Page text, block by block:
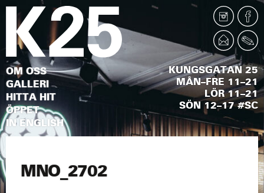
KUNGSGATAN 25
MÅN–FRE 11–21
LÖR 11–21
SÖN 12–17 #SC
OM OSS
GALLERI
HITTA HIT
ÖPPET
IN ENGLISH
MNO_2702